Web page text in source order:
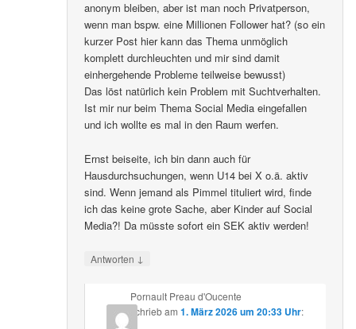
anonym bleiben, aber ist man noch Privatperson,
wenn man bspw. eine Millionen Follower hat? (so ein
kurzer Post hier kann das Thema unmöglich
komplett durchleuchten und mir sind damit
einhergehende Probleme teilweise bewusst)
Das löst natürlich kein Problem mit Suchtverhalten.
Ist mir nur beim Thema Social Media eingefallen
und ich wollte es mal in den Raum werfen.
Ernst beiseite, ich bin dann auch für
Hausdurchsuchungen, wenn U14 bei X o.ä. aktiv
sind. Wenn jemand als Pimmel tituliert wird, finde
ich das keine grote Sache, aber Kinder auf Social
Media?! Da müsste sofort ein SEK aktiv werden!
Antworten ↓
Pornault Preau d'Oucente
schriebam 1. März 2026 um 20:33 Uhr: